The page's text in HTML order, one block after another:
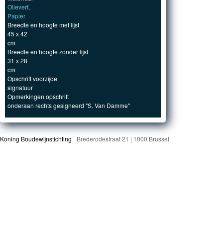
Olieverf,
Papier
Breedte en hoogte met lijst
45 x 42
cm
Breedte en hoogte zonder lijst
31 x 28
cm
Opschrift voorzijde
signatuur
Opmerkingen opschrift
onderaan rechts gesigneerd "S. Van Damme"
Koning Boudewijnstichting Brederodestraat 21 | 1000 Brussel